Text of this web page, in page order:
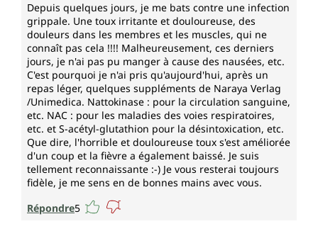
Depuis quelques jours, je me bats contre une infection
grippale. Une toux irritante et douloureuse, des
douleurs dans les membres et les muscles, qui ne
connaît pas cela !!!! Malheureusement, ces derniers
jours, je n'ai pas pu manger à cause des nausées, etc.
C'est pourquoi je n'ai pris qu'aujourd'hui, après un
repas léger, quelques suppléments de Naraya Verlag
/Unimedica. Nattokinase : pour la circulation sanguine,
etc. NAC : pour les maladies des voies respiratoires,
etc. et S-acétyl-glutathion pour la désintoxication, etc.
Que dire, l'horrible et douloureuse toux s'est améliorée
d'un coup et la fièvre a également baissé. Je suis
tellement reconnaissante :-) Je vous resterai toujours
fidèle, je me sens en de bonnes mains avec vous.
Répondre5